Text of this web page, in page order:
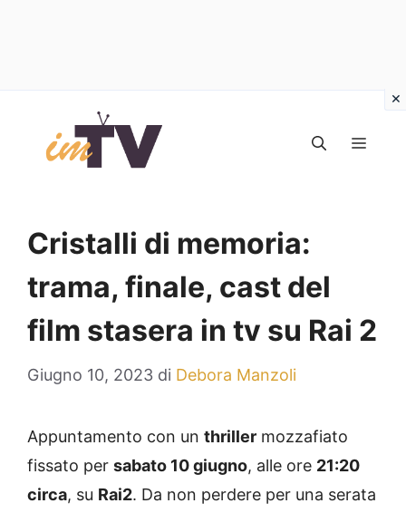
contenuto
Cristalli di memoria:
trama, finale, cast del
film stasera in tv su Rai 2
Giugno 10, 2023 di Debora Manzoli
Appuntamento con un thriller mozzafiato
fissato per sabato 10 giugno, alle ore 21:20
circa, su Rai2. Da non perdere per una serata